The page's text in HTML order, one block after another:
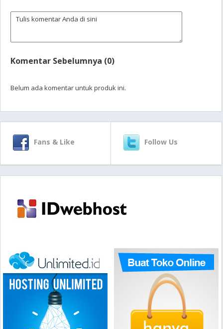
Komentar Sebelumnya (0)
Belum ada komentar untuk produk ini.
Fans & Like Follow Us